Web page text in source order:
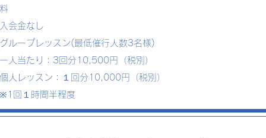
会金なし
ループレッスン(最低催行人数3名様)
当たり：3回分10,500円（税別）
人レッスン：１回分10,000円（税別）
１時間半程度